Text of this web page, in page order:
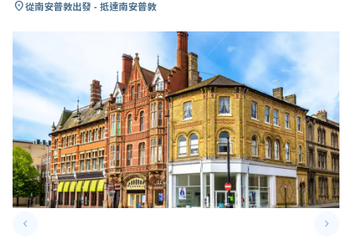
location_on從南安普敦出發 - 抵達南安普敦
keyboard_arrow_leftPrevious slide keyboard_arrow_right